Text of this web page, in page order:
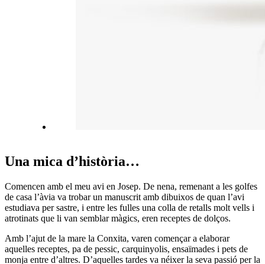
Una mica d’història…
Comencen amb el meu avi en Josep. De nena, remenant a les golfes
de casa l’àvia va trobar un manuscrit amb dibuixos de quan l’avi
estudiava per sastre, i entre les fulles una colla de retalls molt vells i
atrotinats que li van semblar màgics, eren receptes de dolços.
Amb l’ajut de la mare la Conxita, varen començar a elaborar
aquelles receptes, pa de pessic, carquinyolis, ensaïmades i pets de
monja entre d’altres. D’aquelles tardes va néixer la seva passió per la